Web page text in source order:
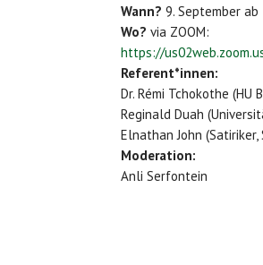
Wann? 9. September ab
Wo? via ZOOM:
https://
Referent*innen:
Dr. Rémi Tchokothe (HU
Reginald Duah
Elnathan John
Moderation:
Anli Serfontein